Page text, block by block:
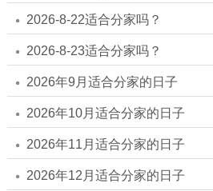
2026-8-22适合分家吗？
2026-8-23适合分家吗？
2026年9月适合分家的日子
2026年10月适合分家的日子
2026年11月适合分家的日子
2026年12月适合分家的日子